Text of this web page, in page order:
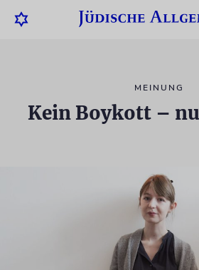
MEINUNG
Kein Boykott –